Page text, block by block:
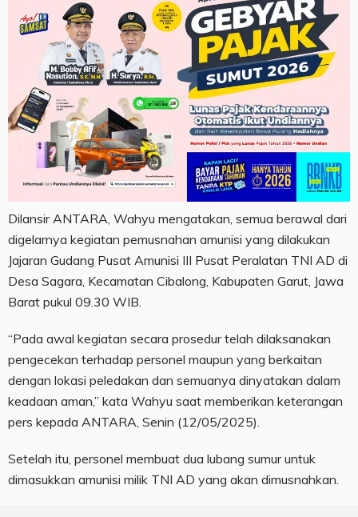
Dilansir ANTARA, Wahyu mengatakan, semua berawal dari
digelarnya kegiatan pemusnahan amunisi yang dilakukan
Jajaran Gudang Pusat Amunisi III Pusat Peralatan TNI AD di
Desa Sagara, Kecamatan Cibalong, Kabupaten Garut, Jawa
Barat pukul 09.30 WIB.
“Pada awal kegiatan secara prosedur telah dilaksanakan
pengecekan terhadap personel maupun yang berkaitan
dengan lokasi peledakan dan semuanya dinyatakan dalam
keadaan aman,” kata Wahyu saat memberikan keterangan
pers kepada ANTARA, Senin (12/05/2025).
Setelah itu, personel membuat dua lubang sumur untuk
dimasukkan amunisi milik TNI AD yang akan dimusnahkan.